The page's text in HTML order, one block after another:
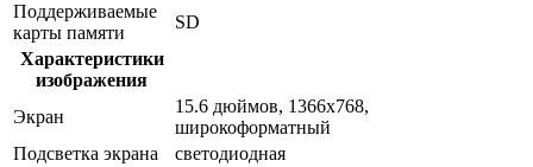
Поддерживаемые
карты памяти
SD
Характеристики
изображения
Экран
15.6 дюймов, 1366x768,
широкоформатный
Подсветка экрана
светодиодная